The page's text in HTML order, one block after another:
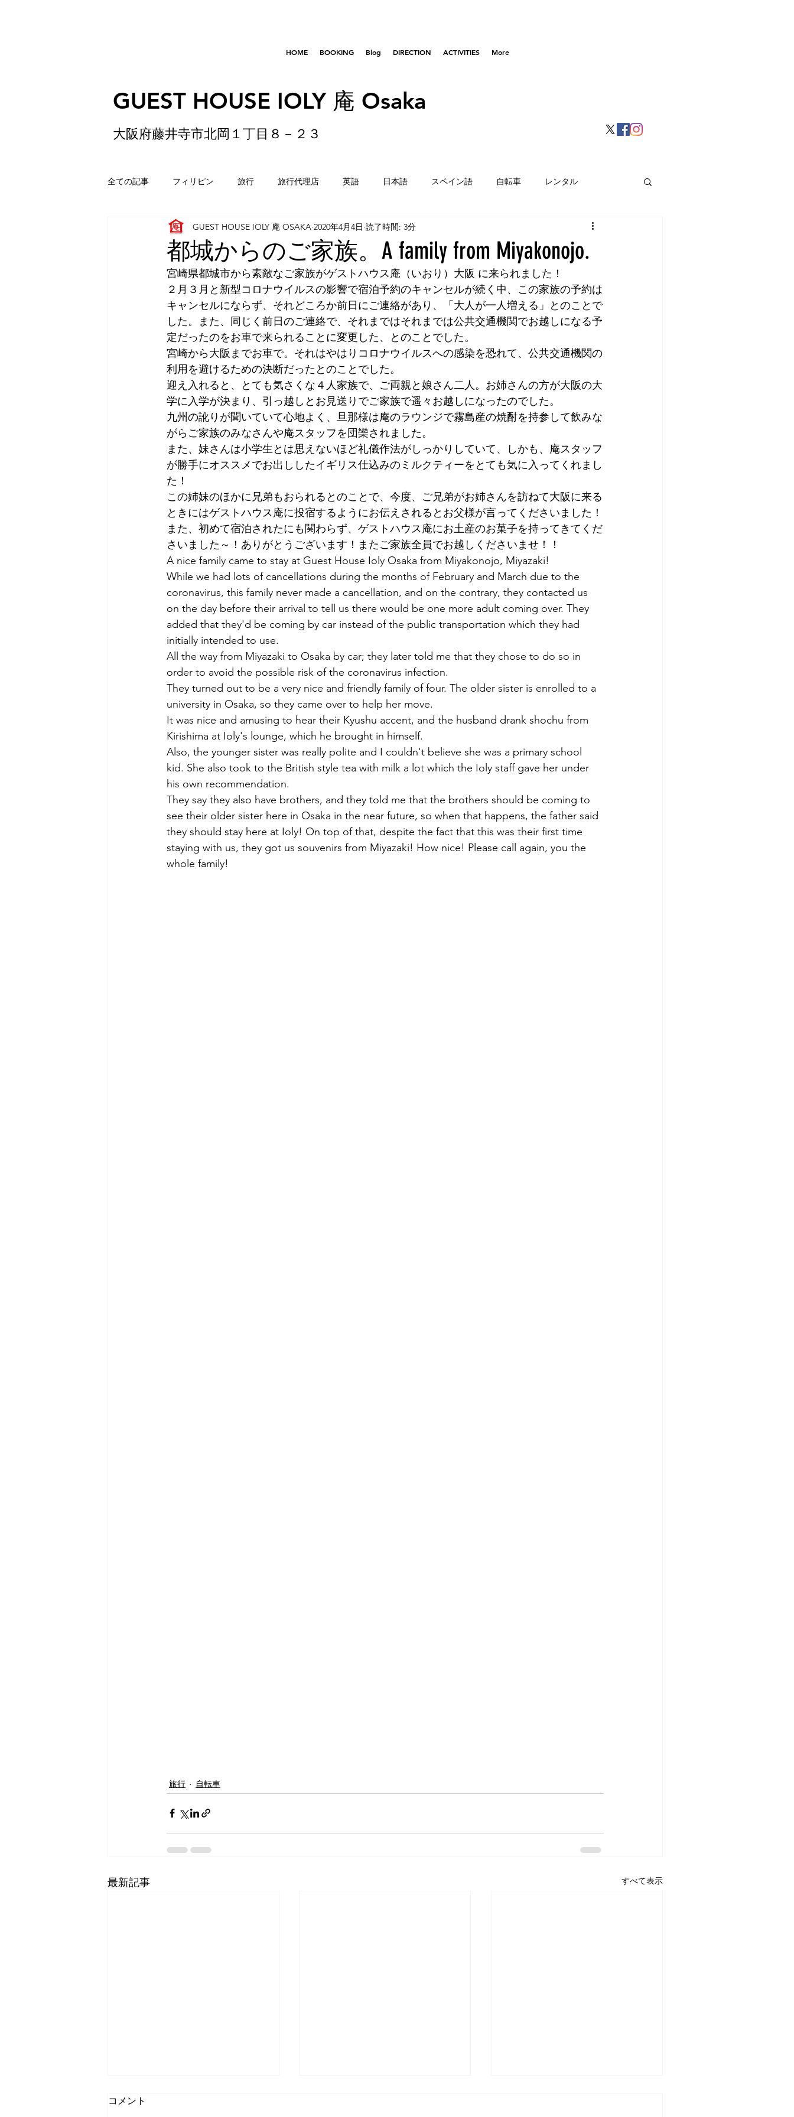
HOME BOOKING Blog DIRECTION ACTIVITIES More
GUEST HOUSE IOLY 庵 Osaka
大阪府藤井寺市北岡１丁目８－２３
全ての記事 フィリピン 旅行 旅行代理店 英語 日本語 スペイン語 自転車 レンタル
ゲストハウス 松原 香港 はびきのコロセアム 東京 Hong Kong
Yokohama 古市古墳群 鼓いちじくソース 恵我ノ荘駅 サンドイッチ アプリコット
apricot university 台湾 西国三十三所 藤井寺
都城からのご家族。A family from Miyakonojo.
GUEST HOUSE IOLY 庵 OSAKA 2020年4月4日 読了時間: 3分
宮崎県都城市から素敵なご家族がゲストハウス庵（いおり）大阪 に来られました！
２月３月と新型コロナウイルスの影響で宿泊予約のキャンセルが続く中、この家族の予約は
キャンセルにならず、それどころか前日にご連絡があり、「大人が一人増える」とのことで
した。また、同じく前日のご連絡で、それまではそれまでは公共交通機関でお越しになる予
定だったのをお車で来られることに変更した、とのことでした。
宮崎から大阪までお車で。それはやはりコロナウイルスへの感染を恐れて、公共交通機関の
利用を避けるための決断だったとのことでした。
迎え入れると、とても気さくな４人家族で、ご両親と娘さん二人。お姉さんの方が大阪の大
学に入学が決まり、引っ越しとお見送りでご家族で遥々お越しになったのでした。
九州の訛りが聞いていて心地よく、旦那様は庵のラウンジで霧島産の焼酎を持参して飲みな
がらご家族のみなさんや庵スタッフを団欒されました。
また、妹さんは小学生とは思えないほど礼儀作法がしっかりしていて、しかも、庵スタッフ
が勝手にオススメでお出ししたイギリス仕込みのミルクティーをとても気に入ってくれまし
た！
この姉妹のほかに兄弟もおられるとのことで、今度、ご兄弟がお姉さんを訪ねて大阪に来る
ときにはゲストハウス庵に投宿するようにお伝えされるとお父様が言ってくださいました！
また、初めて宿泊されたにも関わらず、ゲストハウス庵にお土産のお菓子を持ってきてくだ
さいました～！ありがとうございます！またご家族全員でお越しくださいませ！！
A nice family came to stay at Guest House Ioly Osaka from Miyakonojo, Miyazaki!
While we had lots of cancellations during the months of February and March due to the
coronavirus, this family never made a cancellation, and on the contrary, they contacted us
on the day before their arrival to tell us there would be one more adult coming over. They
added that they'd be coming by car instead of the public transportation which they had
initially intended to use.
All the way from Miyazaki to Osaka by car; they later told me that they chose to do so in
order to avoid the possible risk of the coronavirus infection.
They turned out to be a very nice and friendly family of four. The older sister is enrolled to a
university in Osaka, so they came over to help her move.
It was nice and amusing to hear their Kyushu accent, and the husband drank shochu from
Kirishima at Ioly's lounge, which he brought in himself.
Also, the younger sister was really polite and I couldn't believe she was a primary school
kid. She also took to the British style tea with milk a lot which the Ioly staff gave her under
his own recommendation.
They say they also have brothers, and they told me that the brothers should be coming to
see their older sister here in Osaka in the near future, so when that happens, the father said
they should stay here at Ioly! On top of that, despite the fact that this was their first time
staying with us, they got us souvenirs from Miyazaki! How nice! Please call again, you the
whole family!
旅行 自転車
最新記事 すべて表示
コメント